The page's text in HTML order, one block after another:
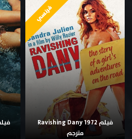
فرنسي
فيلم Ravishing Dany 1972
مترجم